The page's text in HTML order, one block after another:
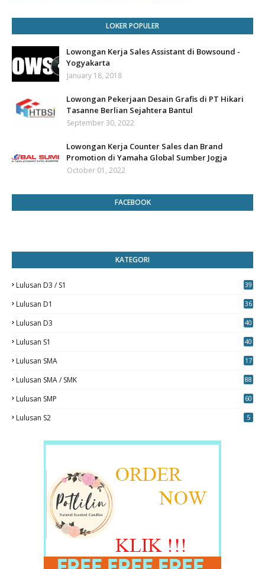
LOKER POPULER
Lowongan Kerja Sales Assistant di Bowsound -
Yogyakarta
January 18, 2018
Lowongan Pekerjaan Desain Grafis di PT Hikari
Tasanne Berlian Sejahtera Bantul
September 30, 2022
Lowongan Kerja Counter Sales dan Brand
Promotion di Yamaha Global Sumber Jogja
October 01, 2022
FACEBOOK
KATEGORI
Lulusan D3 / S1
39
Lulusan D1 36
Lulusan D3
40
Lulusan S1
40
Lulusan SMA 17
Lulusan SMA / SMK
88
Lulusan SMP 60
Lulusan S2 5